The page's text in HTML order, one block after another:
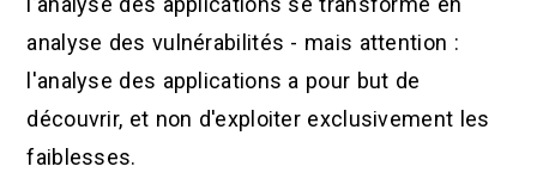
analyse des vulnérabilités - mais attention :
l'analyse des applications a pour but de
découvrir, et non d'exploiter exclusivement les
faiblesses.